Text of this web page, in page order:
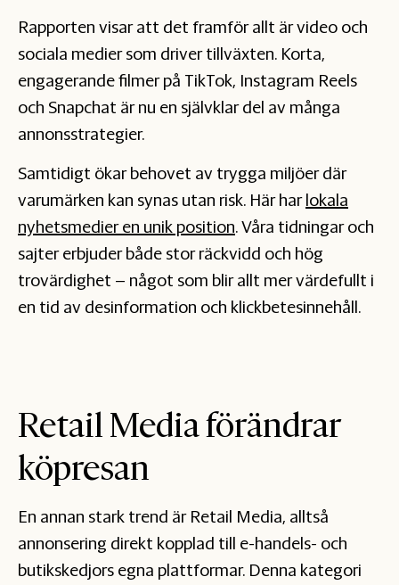
Rapporten visar att det framför allt är video och
sociala medier som driver tillväxten. Korta,
engagerande filmer på TikTok, Instagram Reels
och Snapchat är nu en självklar del av många
annonsstrategier.
Samtidigt ökar behovet av trygga miljöer där
varumärken kan synas utan risk. Här harlokala
nyhetsmedier en unik position. Våra tidningar och
sajter erbjuder både stor räckvidd och hög
trovärdighet – något som blir allt mer värdefullt i
en tid av desinformation och klickbetesinnehåll.
Retail Media förändrar
köpresan
En annan stark trend är Retail Media, alltså
annonsering direkt kopplad till e-handels- och
butikskedjors egna plattformar. Denna kategori